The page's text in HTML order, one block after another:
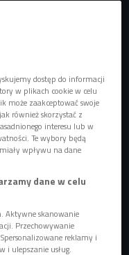
mObywatel
spadek liczby
dostęp do informacji
w plikach cookie w celu
może zaakceptować swoje
również skorzystać z
interesu lub w
Te wybory będą
wpływu na dane
dane w celu
Aktywne skanowanie
Przechowywanie
reklamy i
i ulepszanie usług.